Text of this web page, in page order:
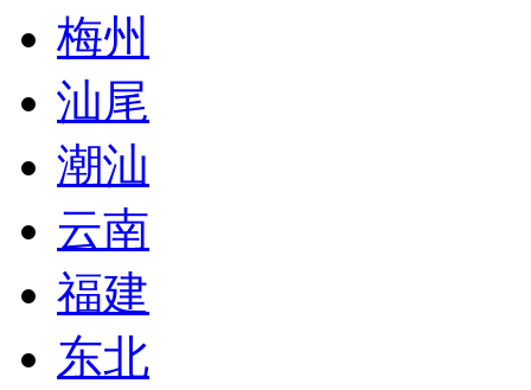
梅州
汕尾
潮汕
云南
福建
东北